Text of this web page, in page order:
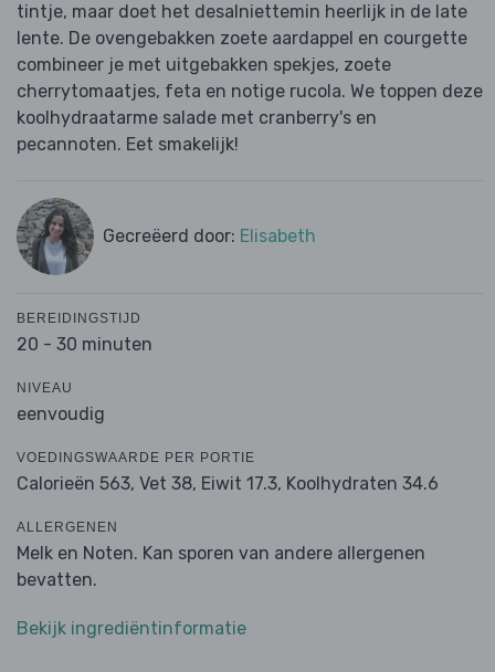
tintje, maar doet het desalniettemin heerlijk in de late
lente. De ovengebakken zoete aardappel en courgette
combineer je met uitgebakken spekjes, zoete
cherrytomaatjes, feta en notige rucola. We toppen deze
koolhydraatarme salade met cranberry's en
pecannoten. Eet smakelijk!
Gecreëerd door: Elisabeth
BEREIDINGSTIJD
20 - 30 minuten
NIVEAU
eenvoudig
VOEDINGSWAARDE PER PORTIE
Calorieën 563, Vet 38, Eiwit 17.3, Koolhydraten 34.6
ALLERGENEN
Melk en Noten. Kan sporen van andere allergenen
bevatten.
Bekijk ingrediëntinformatie